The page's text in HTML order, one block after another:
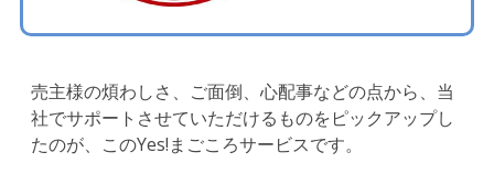
売主様の煩わしさ、ご面倒、心配事などの点から、当
社でサポートさせていただけるものをピックアップし
たのが、このYes!まごころサービスです。